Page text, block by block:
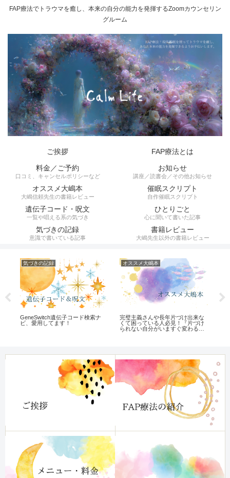
FAP療法でトラウマを癒し、本来の自分の能力を発揮するZoomカウンセリン
グルーム
ご挨拶
FAP療法とは
料金／ご予約
口コミ、キャンセルポリシーなど
お知らせ
講座／読書会／その他お知らせ
オススメ大嶋本
大嶋信頼先生の書籍レビュー
催眠スクリプト
自作催眠スクリプト
遺伝子コード・呪文
一覧や唱える系の気づき
ひとりごと
心に聞いて書いた記事
気づきの記録
意識で書いている記事
書籍レビュー
大嶋先生以外の書籍レビュー
気づきの記録
GeneSwitch遺伝子コード検索ナ
ビ、愛用してます！
オススメ大嶋本
完璧主義さんや長年片づけ出来な
くて困っている人必見！『片づけ
られない自分がいますぐ変わる